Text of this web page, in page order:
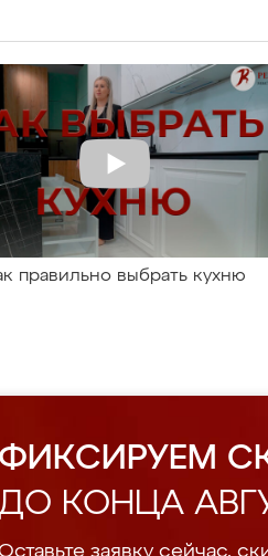
правильно выбрать кухню
ФИКСИРУЕМ
КОНЦА
заявку сейчас,